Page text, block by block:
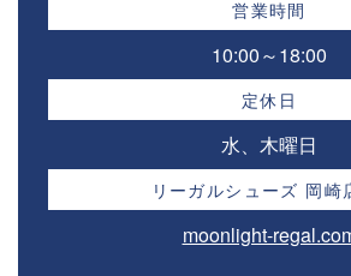
営業時間
10:00～18:00⁣
定休日
水、木曜日
リーガルシューズ 岡崎
moonlight-